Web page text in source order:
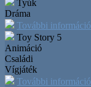
Tyúk
Dráma
További információ
Toy Story 5
Animáció
Családi
Vígjáték
További információ